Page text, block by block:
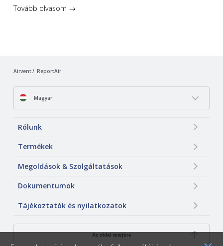
Tovább olvasom →
Airvent ReportAir
Magyar
Rólunk
Termékek
Megoldások & Szolgáltatások
Dokumentumok
Tájékoztatók és nyilatkozatok
Az oldal tetejére